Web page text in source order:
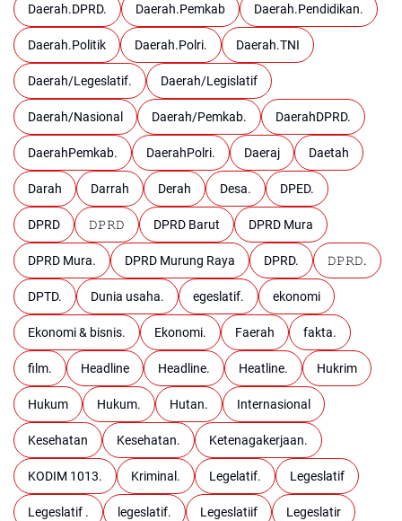
Daerah.DPRD. Daerah.Pemkab Daerah.Pendidikan.
Daerah.Politik Daerah.Polri. Daerah.TNI
Daerah/Legeslatif. Daerah/Legislatif
Daerah/Nasional Daerah/Pemkab. DaerahDPRD.
DaerahPemkab. DaerahPolri. Daeraj Daetah
Darah Darrah Derah Desa. DPED.
DPRD 𝙳𝙿𝚁𝙳 DPRD Barut DPRD Mura
DPRD Mura. DPRD Murung Raya DPRD. 𝙳𝙿𝚁𝙳.
DPTD. Dunia usaha. egeslatif. ekonomi
Ekonomi & bisnis. Ekonomi. Faerah fakta.
film. Headline Headline. Heatline. Hukrim
Hukum Hukum. Hutan. Internasional
Kesehatan Kesehatan. Ketenagakerjaan.
KODIM 1013. Kriminal. Legelatif. Legeslatif
Legeslatif . legeslatif. Legeslatiif Legeslatir